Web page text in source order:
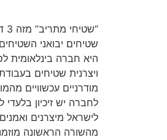
שטיחים יבואני
היא חברה בינלאומית
ויצרנית שטיחים
מודרניים עכשוויים
לחברה יש זיכיון בלעדי
לישראל מיצרנים ואמנים
מהשורה הראשונה